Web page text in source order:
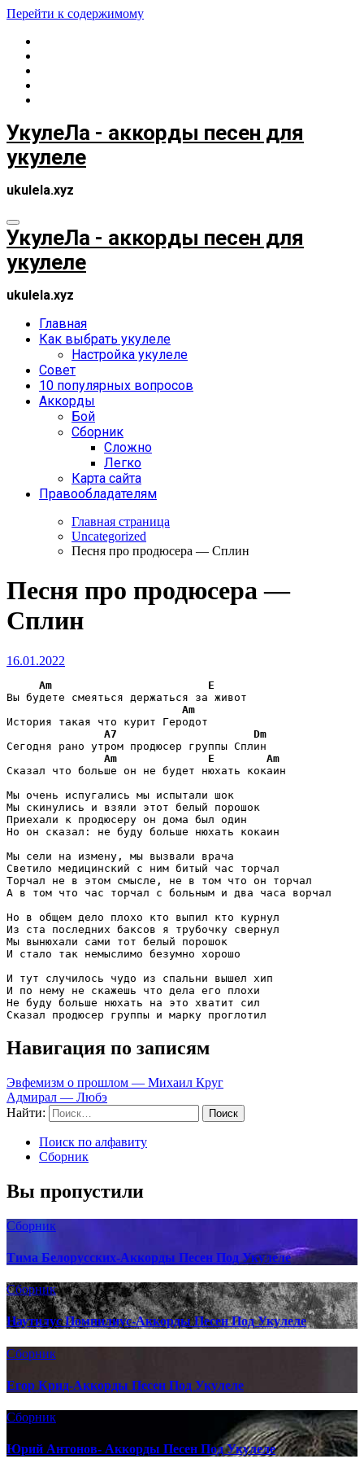
Перейти к содержимому
УкулеЛа - аккорды песен для
укулеле
ukulela.xyz
УкулеЛа - аккорды песен для
укулеле
ukulela.xyz
Главная
Как выбрать укулеле
Настройка укулеле
Совет
10 популярных вопросов
Аккорды
Бой
Сборник
Сложно
Легко
Карта сайта
Правообладателям
Главная страница
Uncategorized
Песня про продюсера — Сплин
Песня про продюсера —
Сплин
16.01.2022
Am
E
Вы будете смеяться держаться за живот
Am
История такая что курит Геродот
A7
Dm
Сегодня рано утром продюсер группы Сплин
Am
E
Am
Сказал что больше он не будет нюхать кокаин
Мы очень испугались мы испытали шок
Мы скинулись и взяли этот белый порошок
Приехали к продюсеру он дома был один
Но он сказал: не буду больше нюхать кокаин
Мы сели на измену, мы вызвали врача
Светило медицинский с ним битый час торчал
Торчал не в этом смысле, не в том что он торчал
А в том что час торчал с больным и два часа ворчал
Но в общем дело плохо кто выпил кто курнул
Из ста последних баксов я трубочку свернул
Мы вынюхали сами тот белый порошок
И стало так немыслимо безумно хорошо
И тут случилось чудо из спальни вышел хип
И по нему не скажешь что дела его плохи
Не буду больше нюхать на это хватит сил
Навигация по записям
Эвфемизм о прошлом — Михаил Круг
Адмирал — Любэ
Найти:
Поиск по алфавиту
Сборник
Вы пропустили
Сборник
Тима Белорусских-Аккорды Песен Под Укулеле
Сборник
Наутилус Помпилиус-Аккорды Песен Под Укулеле
Сборник
Егор Крид-Аккорды Песен Под Укулеле
Сборник
Юрий Антонов- Аккорды Песен Под Укулеле